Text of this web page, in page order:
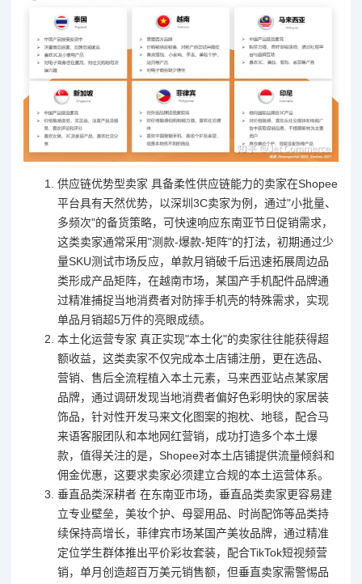
供应链优势型卖家 具备柔性供应链能力的卖家在Shopee
平台具有天然优势，以深圳3C卖家为例，通过"小批量、
多频次"的备货策略，可快速响应东南亚节日促销需求，
这类卖家通常采用"测款-爆款-矩阵"的打法，初期通过少
量SKU测试市场反应，单款月销破千后迅速拓展周边品
类形成产品矩阵，在越南市场，某国产手机配件品牌通
过精准捕捉当地消费者对防摔手机壳的特殊需求，实现
单品月销超5万件的亮眼成绩。
本土化运营专家 真正实现"本土化"的卖家往往能获得超
额收益，这类卖家不仅完成本土店铺注册，更在选品、
营销、售后全流程植入本土元素，马来西亚站点某家居
品牌，通过调研发现当地消费者偏好色彩明快的家居装
饰品，针对性开发马来文化图案的抱枕、地毯，配合马
来语客服团队和本地网红营销，成功打造多个本土爆
款，值得关注的是，Shopee对本土店铺提供流量倾斜和
佣金优惠，这要求卖家必须建立合规的本土运营体系。
垂直品类深耕者 在东南亚市场，垂直品类卖家更容易建
立专业壁垒，美妆个护、母婴用品、时尚配饰等品类持
续保持高增长，菲律宾市场某国产美妆品牌，通过精准
定位学生群体推出平价彩妆套装，配合TikTok短视频营
销，单月创造超百万美元销售额，但垂直卖家需警惕品